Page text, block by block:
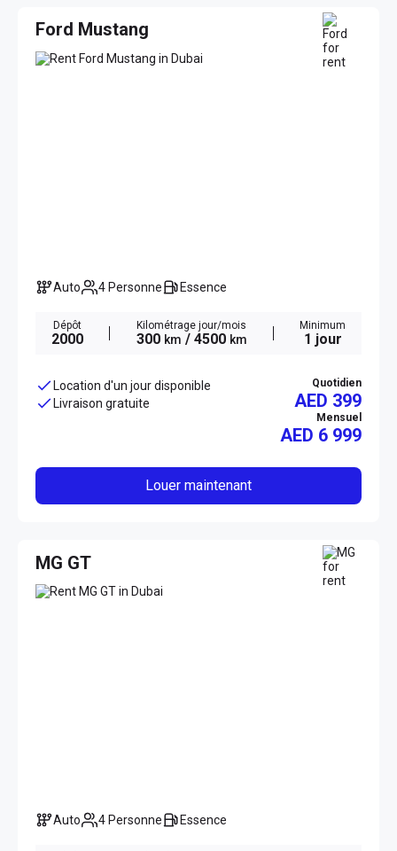
Ford Mustang
Auto 4 Personne Essence
Dépôt
2000
Kilométrage jour/mois
300 km / 4500 km
Minimum
1 jour
Location d'un jour disponible
Livraison gratuite
Quotidien
AED 399
Mensuel
AED 6 999
Louer maintenant
MG GT
Auto 4 Personne Essence